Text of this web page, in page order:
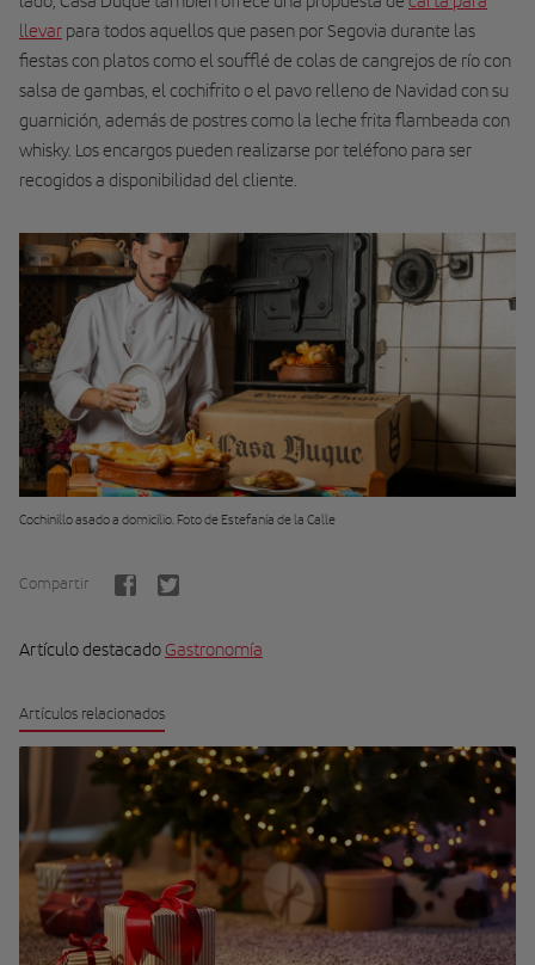
llevar para todos aquellos que pasen por Segovia durante las
fiestas con platos como el soufflé de colas de cangrejos de río con
salsa de gambas, el cochifrito o el pavo relleno de Navidad con su
guarnición, además de postres como la leche frita flambeada con
whisky. Los encargos pueden realizarse por teléfono para ser
recogidos a disponibilidad del cliente.
Cochinillo asado a domicilio. Foto de Estefanía de la Calle
Compartir
Artículo destacado Gastronomía
Artículos relacionados